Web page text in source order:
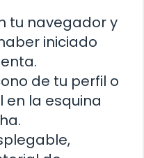
tu navegador y
iniciado
de tu perfil o
en la esquina